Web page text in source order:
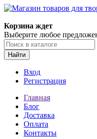
Корзина ждет
Выберите любое
Найти
Вход
Регистрация
Главная
Блог
Доставка
Оплата
Контакты